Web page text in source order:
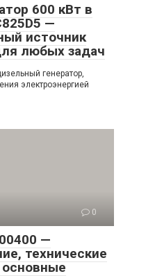
600 кВт в
—
источник
любых задач
генератор,
электроэнергией
0
—
технические
основные